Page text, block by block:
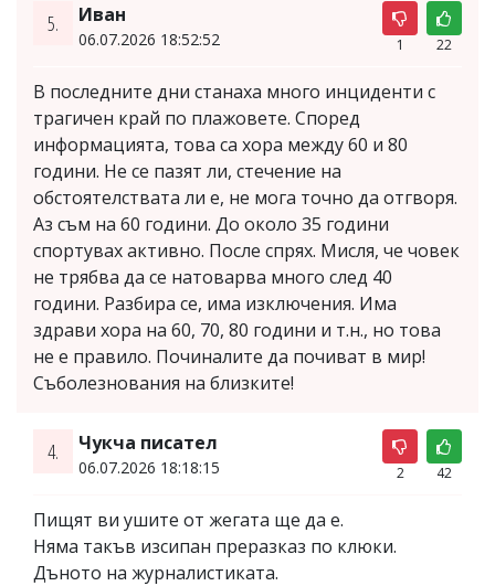
5. Иван
06.07.2026 18:52:52 1 22
В последните дни станаха много инциденти с
трагичен край по плажовете. Според
информацията, това са хора между 60 и 80
години. Не се пазят ли, стечение на
обстоятелствата ли е, не мога точно да отгворя.
Аз съм на 60 години. До около 35 години
спортувах активно. После спрях. Мисля, че човек
не трябва да се натоварва много след 40
години. Разбира се, има изключения. Има
здрави хора на 60, 70, 80 години и т.н., но това
не е правило. Починалите да почиват в мир!
Съболезнования на близките!
4. Чукча писател
06.07.2026 18:18:15 2 42
Пищят ви ушите от жегата ще да е.
Няма такъв изсипан преразказ по клюки.
Дъното на журналистиката.